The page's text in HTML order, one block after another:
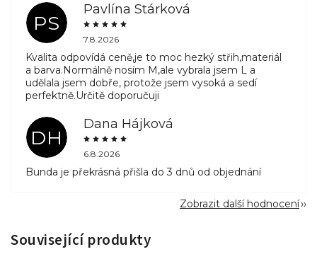
PS
Pavlína Stárková
7.8.2026
Kvalita odpovídá ceně,je to moc hezký střih,materiál
a barva.Normálně nosím M,ale vybrala jsem L a
udělala jsem dobře, protože jsem vysoká a sedí
perfektně.Určitě doporučuji
DH
Dana Hájková
6.8.2026
Bunda je překrásná přišla do 3 dnů od objednání
Zobrazit další hodnocení
Související produkty